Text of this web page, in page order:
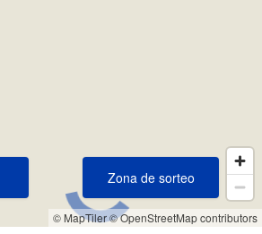
© MapTiler© OpenStreetMap contributors
Zona de sorteo
Zona de sorteo